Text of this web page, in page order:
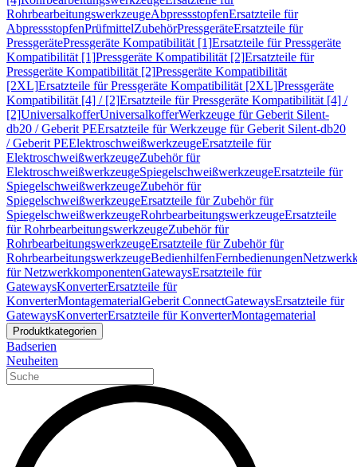
RohrbearbeitungswerkzeugeAbpressstopfenErsatzteile für
AbpressstopfenPrüfmittelZubehörPressgeräteErsatzteile für
PressgerätePressgeräte Kompatibilität [1]Ersatzteile für Pressgeräte
Kompatibilität [1]Pressgeräte Kompatibilität [2]Ersatzteile für
Pressgeräte Kompatibilität [2]Pressgeräte Kompatibilität
[2XL]Ersatzteile für Pressgeräte Kompatibilität [2XL]Pressgeräte
Kompatibilität [4] / [2]Ersatzteile für Pressgeräte Kompatibilität [4] /
[2]UniversalkofferUniversalkofferWerkzeuge für Geberit Silent-
db20 / Geberit PEErsatzteile für Werkzeuge für Geberit Silent-db20
/ Geberit PEElektroschweißwerkzeugeErsatzteile für
ElektroschweißwerkzeugeZubehör für
ElektroschweißwerkzeugeSpiegelschweißwerkzeugeErsatzteile für
SpiegelschweißwerkzeugeZubehör für
SpiegelschweißwerkzeugeErsatzteile für Zubehör für
SpiegelschweißwerkzeugeRohrbearbeitungswerkzeugeErsatzteile
für RohrbearbeitungswerkzeugeZubehör für
RohrbearbeitungswerkzeugeErsatzteile für Zubehör für
RohrbearbeitungswerkzeugeBedienhilfenFernbedienungen
für NetzwerkkomponentenGatewaysErsatzteile für
GatewaysKonverterErsatzteile für
KonverterMontagematerialGeberit ConnectGatewaysErsatzteile für
GatewaysKonverterErsatzteile für KonverterMontagematerial
Produktkategorien
Badserien
Neuheiten